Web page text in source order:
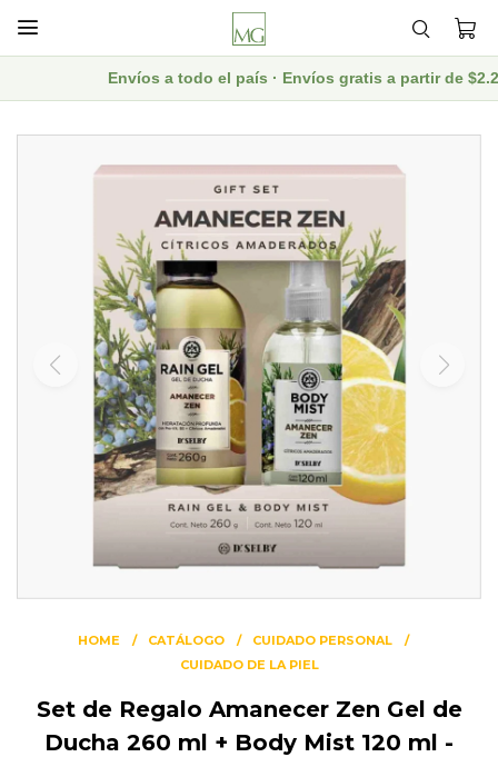

Envíos a todo el país · Envíos gratis a partir de
HOME CATÁLOGO
CUIDADO PERSONAL
CUIDADO DE LA PIEL
Set de Regalo Amanecer Zen Gel de
Ducha 260 ml + Body Mist 120 ml -